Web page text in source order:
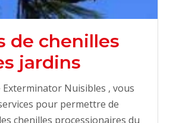
de chenilles
jardins
Nuisibles , vous
pour permettre de
chenilles processionaires du